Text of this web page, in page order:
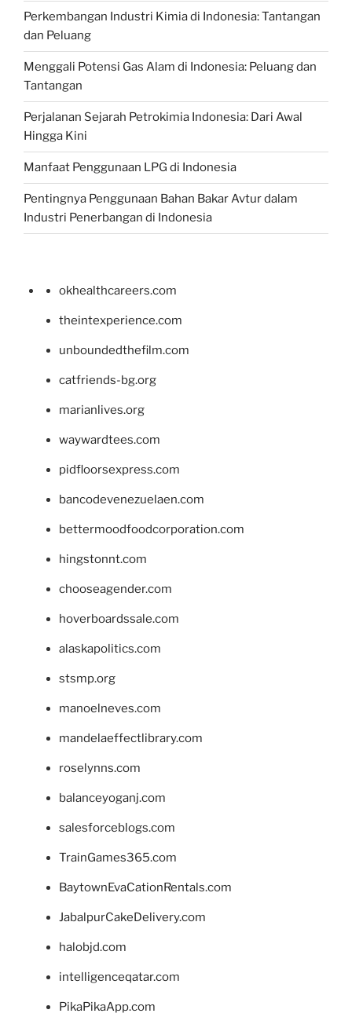
Perkembangan Industri Kimia di Indonesia: Tantangan
dan Peluang
Menggali Potensi Gas Alam di Indonesia: Peluang dan
Tantangan
Perjalanan Sejarah Petrokimia Indonesia: Dari Awal
Hingga Kini
Manfaat Penggunaan LPG di Indonesia
Pentingnya Penggunaan Bahan Bakar Avtur dalam
Industri Penerbangan di Indonesia
okhealthcareers.com
theintexperience.com
unboundedthefilm.com
catfriends-bg.org
marianlives.org
waywardtees.com
pidfloorsexpress.com
bancodevenezuelaen.com
bettermoodfoodcorporation.com
hingstonnt.com
chooseagender.com
hoverboardssale.com
alaskapolitics.com
stsmp.org
manoelneves.com
mandelaeffectlibrary.com
roselynns.com
balanceyoganj.com
salesforceblogs.com
TrainGames365.com
BaytownEvaCationRentals.com
JabalpurCakeDelivery.com
halobjd.com
intelligenceqatar.com
PikaPikaApp.com